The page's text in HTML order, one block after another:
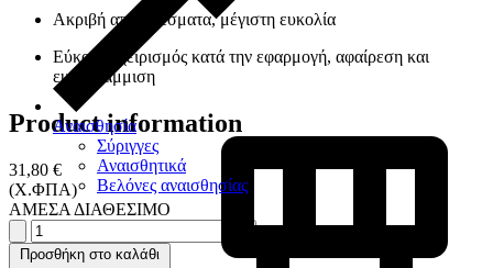
Αναισθησία
Σύριγγες
Αναισθητικά
Βελόνες αναισθησίας
Ακριβή αποτελέσματα, μέγιστη ευκολία
Εύκολος χειρισμός κατά την εφαρμογή, αφαίρεση και
ευθυγράμμιση
Product information
31,80 €
(Χ.ΦΠΑ)
ΑΜΕΣΑ ΔΙΑΘΕΣΙΜΟ
Προσθήκη στο καλάθι